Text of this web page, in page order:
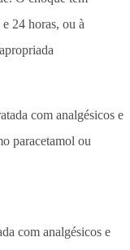
24 horas, ou à
com analgésicos e